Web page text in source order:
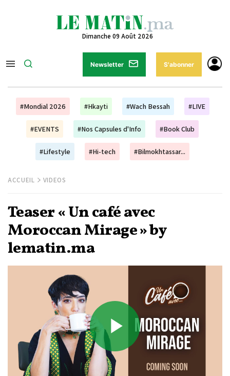
Dimanche 09 Août 2026
Newsletter S'abonner
#Mondial 2026 #Hkayti #Wach Bessah #LIVE
#EVENTS #Nos Capsules d'Info #Book Club
#Lifestyle #Hi-tech #Bilmokhtassar...
ACCUEIL VIDEOS
Teaser « Un café avec
Moroccan Mirage » by
lematin.ma
Play